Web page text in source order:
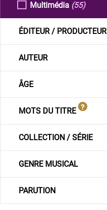
Multimédia (55)
ÉDITEUR / PRODUCTEUR
AUTEUR
ÂGE
MOTS DU TITRE
COLLECTION / SÉRIE
GENRE MUSICAL
PARUTION